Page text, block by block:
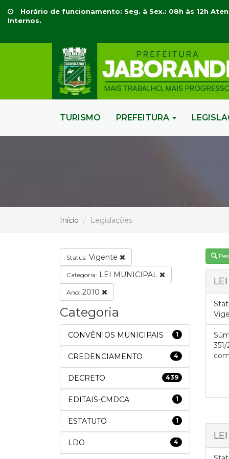
Horário de funcionamento: Seg. à Sex.: 08h às 12h
Internos.
TURISMO PREFEITURA
Início Legislações
Status: Vigente
Categoria: LEI MUNICIPAL
Ano: 2010
Categoria
CONVÊNIOS MUNICIPAIS 1
CREDENCIAMENTO 4
DECRETO 439
EDITAIS-CMDCA 1
ESTATUTO 1
LDO 4